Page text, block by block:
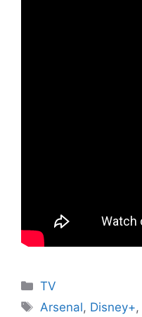
Categories
TV
Tags
Arsenal, Disney+,